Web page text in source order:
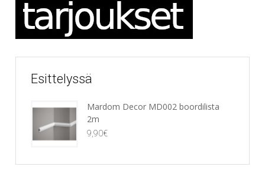
Esittelyssä
Mardom Decor MD002 boordilista
2m
9,90€